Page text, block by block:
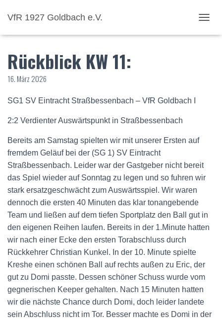
VfR 1927 Goldbach e.V.
Rückblick KW 11:
16. März 2026
SG1 SV Eintracht Straßbessenbach – VfR Goldbach I
2:2 Verdienter Auswärtspunkt in Straßbessenbach
Bereits am Samstag spielten wir mit unserer Ersten auf
fremdem Geläuf bei der (SG 1) SV Eintracht
Straßbessenbach. Leider war der Gastgeber nicht bereit
das Spiel wieder auf Sonntag zu legen und so fuhren wir
stark ersatzgeschwächt zum Auswärtsspiel. Wir waren
dennoch die ersten 40 Minuten das klar tonangebende
Team und ließen auf dem tiefen Sportplatz den Ball gut in
den eigenen Reihen laufen. Bereits in der 1.Minute hatten
wir nach einer Ecke den ersten Torabschluss durch
Rückkehrer Christian Kunkel. In der 10. Minute spielte
Kreshe einen schönen Ball auf rechts außen zu Eric, der
gut zu Domi passte. Dessen schöner Schuss wurde vom
gegnerischen Keeper gehalten. Nach 15 Minuten hatten
wir die nächste Chance durch Domi, doch leider landete
sein Abschluss nicht im Tor. Besser machte es Domi in der